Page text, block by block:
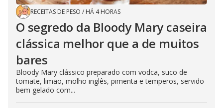
RECEITAS DE PESO / HÁ 4 HORAS
O segredo da Bloody Mary caseira
clássica melhor que a de muitos
bares
Bloody Mary clássico preparado com vodca, suco de
tomate, limão, molho inglês, pimenta e temperos, servido
bem gelado com...